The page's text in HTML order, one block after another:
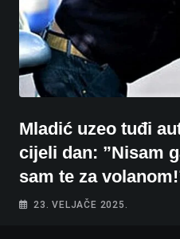
Mladić uzeo tuđi
cijeli dan: ”Nisam
sam te za
23. VELJAČE 2025.